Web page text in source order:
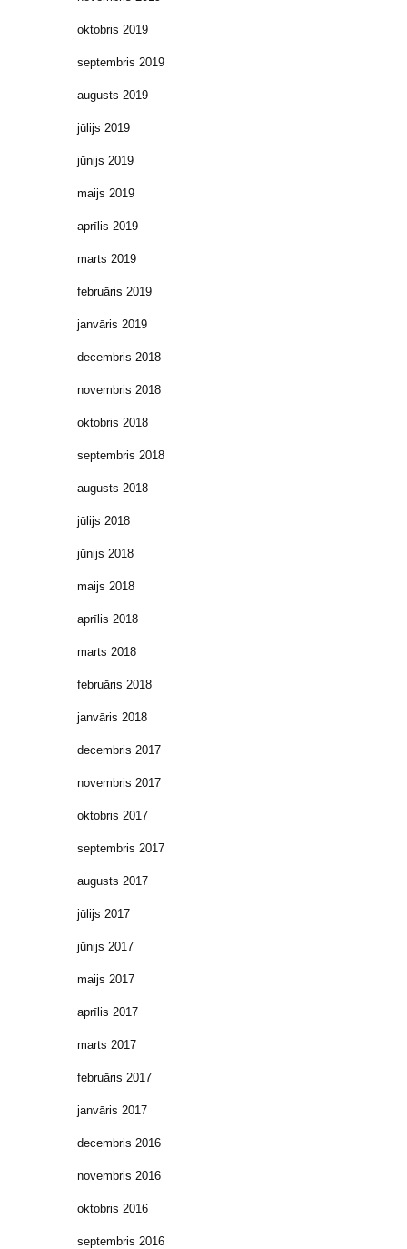
oktobris 2019
septembris 2019
augusts 2019
jūlijs 2019
jūnijs 2019
maijs 2019
aprīlis 2019
marts 2019
februāris 2019
janvāris 2019
decembris 2018
novembris 2018
oktobris 2018
septembris 2018
augusts 2018
jūlijs 2018
jūnijs 2018
maijs 2018
aprīlis 2018
marts 2018
februāris 2018
janvāris 2018
decembris 2017
novembris 2017
oktobris 2017
septembris 2017
augusts 2017
jūlijs 2017
jūnijs 2017
maijs 2017
aprīlis 2017
marts 2017
februāris 2017
janvāris 2017
decembris 2016
novembris 2016
oktobris 2016
septembris 2016